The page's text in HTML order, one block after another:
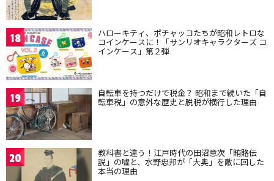
18 ハローキティ、ポチャッコたちが昭和レトロな
コインケースに！「サンリオキャラクターズ コ
インケース」第２弾
19 自転車を持つだけで税金？ 昭和まで続いた「自
転車税」の意外な歴史と脱税が横行した理由
20 教科書と違う！江戸時代の田沼意次「賄賂伝
説」の嘘と、水野忠邦が「大奥」を敵に回した
本当の理由